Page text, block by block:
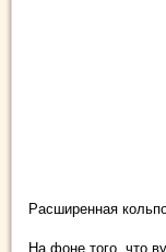
Расширенная
На фоне того, что